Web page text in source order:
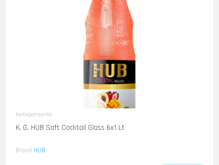
Kaltegetraenke
K. G. HUB Saft Cocktail Glass 6x1 Lt
Brand HUB